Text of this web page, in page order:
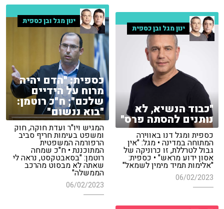
ינון מגל ובן כספית
כספית: "הדם יהיה
מרוח על הידיים
שלכם"; ח"כ רוטמן:
"בוא ננשום"
המגיש ויו"ר ועדת חוקה, חוק
ומשפט בעימות חריף סביב
הרפורמה המשפטית
המתוכננת • ח"כ שמחה
רוטמן: "בסאבטקסט, נראה לי
שאתה לא מבסוט מהרכב
הממשלה"
06/02/2023
ינון מגל ובן כספית
"כבוד הנשיא, לא
נותנים להסתה פרס"
כספית ומגל דנו באווירה
המתוחה במדינה • מגל: "אין
גבול לטרללת, זו כרוניקה של
אסון ידוע מראש" • כספית:
"אלימות תמיד מימין לשמאל"
06/02/2023